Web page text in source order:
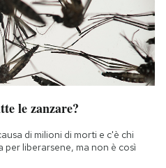
le zanzare?
di milioni di morti e c'è chi
liberarsene, ma non è così